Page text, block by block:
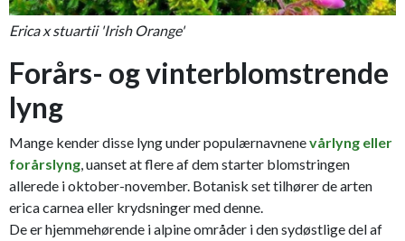
Erica x stuartii 'Irish Orange'
Forårs- og vinterblomstrende
lyng
Mange kender disse lyng under populærnavnenevårlyng eller
forårslyng, uanset at flere af dem starter blomstringen
allerede i oktober-november. Botanisk set tilhører de arten
erica carnea eller krydsninger med denne.
De er hjemmehørende i alpine områder i den sydøstlige del af